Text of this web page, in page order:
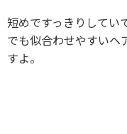
短めですっきりして
でも似合わせやすいヘ
すよ。